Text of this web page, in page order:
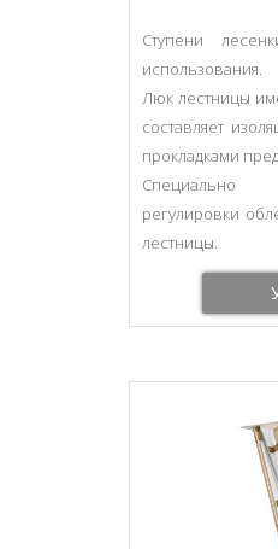
Ступени
использования.
Люк лестницы
составляет
прокладками
Специально
регулировки
лестницы.